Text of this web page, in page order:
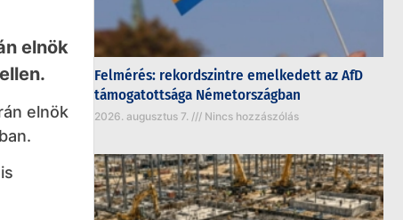
elnök
elnök
Felmérés: rekordszintre emelkedett az AfD
támogatottsága Németországban
2026. augusztus 7. Nincs hozzászólás